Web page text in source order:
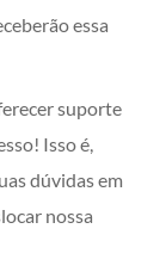
essa
suporte
Isso é,
dúvidas em
nossa